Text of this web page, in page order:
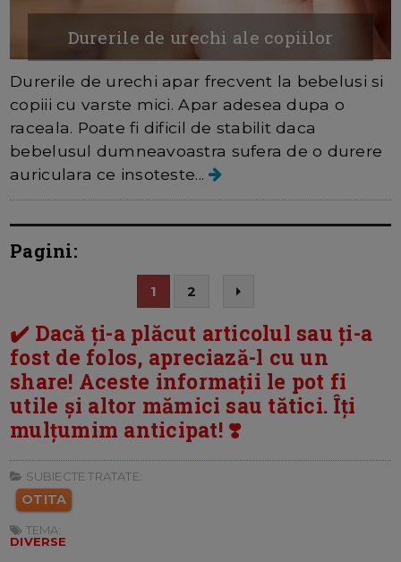
Durerile de urechi ale copiilor
Durerile de urechi apar frecvent la bebelusi si
copiii cu varste mici. Apar adesea dupa o
raceala. Poate fi dificil de stabilit daca
bebelusul dumneavoastra sufera de o durere
auriculara ce insoteste...
Pagini:
1 2
✔️ Dacă ți-a plăcut articolul sau ți-a
fost de folos, apreciază-l cu un
share! Aceste informații le pot fi
utile și altor mămici sau tătici. Îți
mulțumim anticipat! ❣️
SUBIECTE TRATATE:
OTITA
TEMA:
DIVERSE